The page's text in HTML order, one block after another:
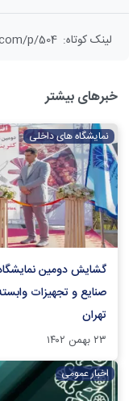
لینک کوتاه:
p/504
خبرهای بیشتر
نمایشگاه های داخلی
گشایش دومین
صنایع و تجهیزات
تهران
۲۳ بهمن ۱۴۰۲
اخبار عمومی